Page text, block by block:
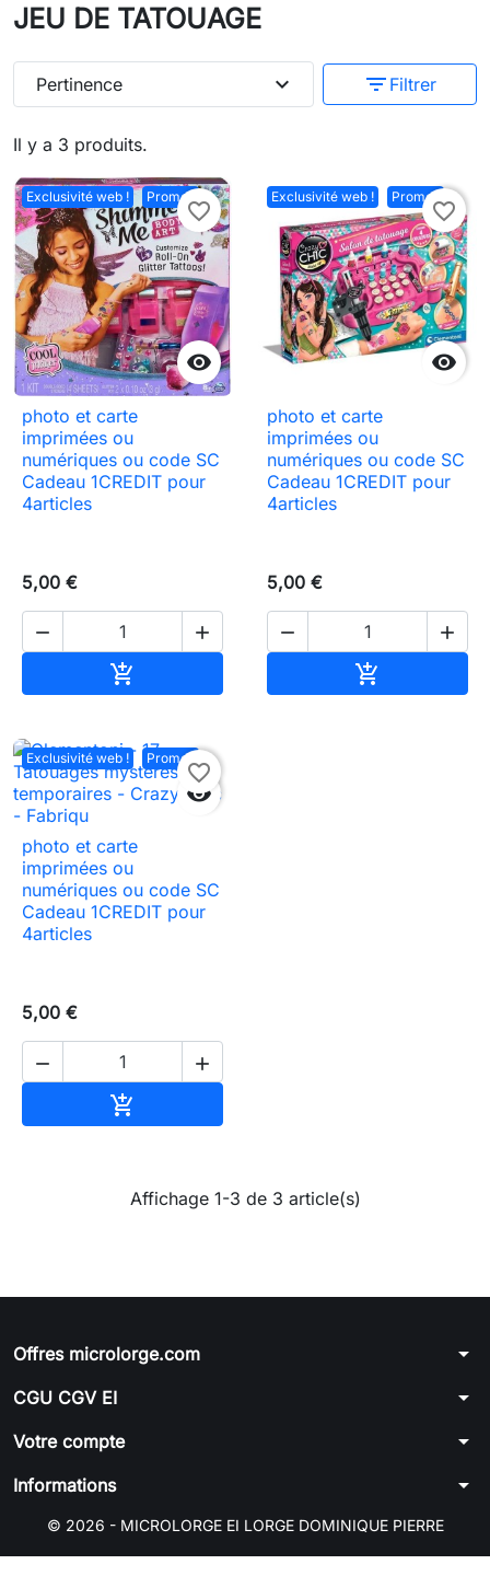
JEU DE TATOUAGE
Il y a 3 produits.
Pertinence expand_more filter_list Filtrer
Exclusivité web ! Promo !

favorite_border
photo et carte
imprimées ou
numériques ou code SC
Cadeau 1CREDIT pour
4articles
5,00 €
 

Exclusivité web ! Promo !

favorite_border
photo et carte
imprimées ou
numériques ou code SC
Cadeau 1CREDIT pour
4articles
5,00 €
 

Exclusivité web ! Promo !

favorite_border
photo et carte
imprimées ou
numériques ou code SC
Cadeau 1CREDIT pour
4articles
5,00 €
 

Affichage 1-3 de 3 article(s)
Offres microlorge.com arrow_drop_down
CGU CGV EI arrow_drop_down
Votre compte arrow_drop_down
Informations arrow_drop_down
© 2026 - MICROLORGE EI LORGE DOMINIQUE PIERRE